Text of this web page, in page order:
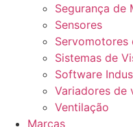
Segurança de
Sensores
Servomotores
Sistemas de
Software
Variadores de
Ventilação
Marcas